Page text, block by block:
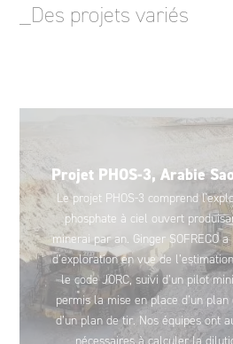
_Des projets variés
Projet PHOS-3, Arabie
Le projet PHOS-3 comprend
phosphate à ciel ouvert
minerai par an. Ginger SOFRECO
d’exploration en vue de
le code JORC, suivi d’un pilot
permis la mise en place d’un
d’un plan de tir. Nos équipes ont